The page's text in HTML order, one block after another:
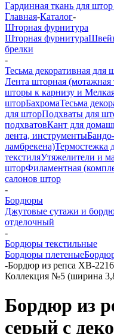
Гардинная ткань для
Главная-Каталог-
Шторная фурнитура
Шторная фурнитура
брелки
-
Тесьма декоративная для
Лента шторная (мотажная
шторы к карнизу и
шторБахромаТесьма
для шторПодхваты для
подхватовКант для
лента, инструменты
ламбрекена)Термостежка
текстиляУтяжелители и
шторФиламентная
салонов штор
-
Бордюры
Джутовые сутажи и
отделочный
-
Бордюры текстильные
Бордюры плетеные
-Бордюр из репса XB-
Коллекция №5 (ширина
Бордюр из
серый с